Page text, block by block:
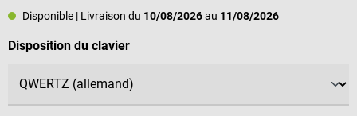
Disponible | Livraison du 10/08/2026au 11/08/2026
Sélectionnez
Disposition du clavier